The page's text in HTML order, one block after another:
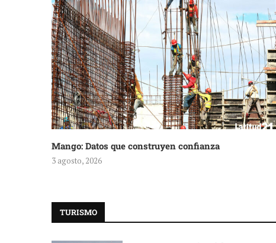
Mango: Datos que construyen confianza
3 agosto, 2026
TURISMO